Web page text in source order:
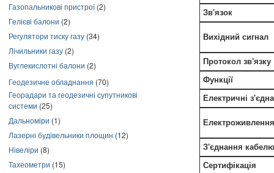
Газопальникові пристрої(2)
Гелієві балони (2)
Регулятори тиску газу (34)
Лічильники газу (2)
Вуглекислотні балони (2)
Геодезичне обладнання (70)
Георадари та геодезичні супутникові
системи (25)
Дальноміри (1)
Лазерні будівельники площин (12)
Нівеліри (8)
Тахеометри (15)
Зв'язок
Вихідний сигнал
Протокол зв'язку
Функції
Електричні
Електроживлення
З'єднання кабелю
Сертифікація